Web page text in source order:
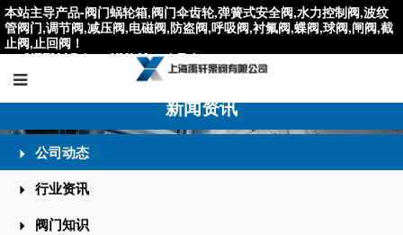
本站主导产品-阀门蜗轮箱,阀门伞齿轮,弹簧式安全阀,水力控制阀,波纹
管阀门,调节阀,减压阀,电磁阀,防盗阀,呼吸阀,衬氟阀,蝶阀,球阀,闸阀,截
止阀,止回阀！
SITEMAP| XMLMap |Tel：021-59795176
新闻资讯
公司动态
行业资讯
阀门知识